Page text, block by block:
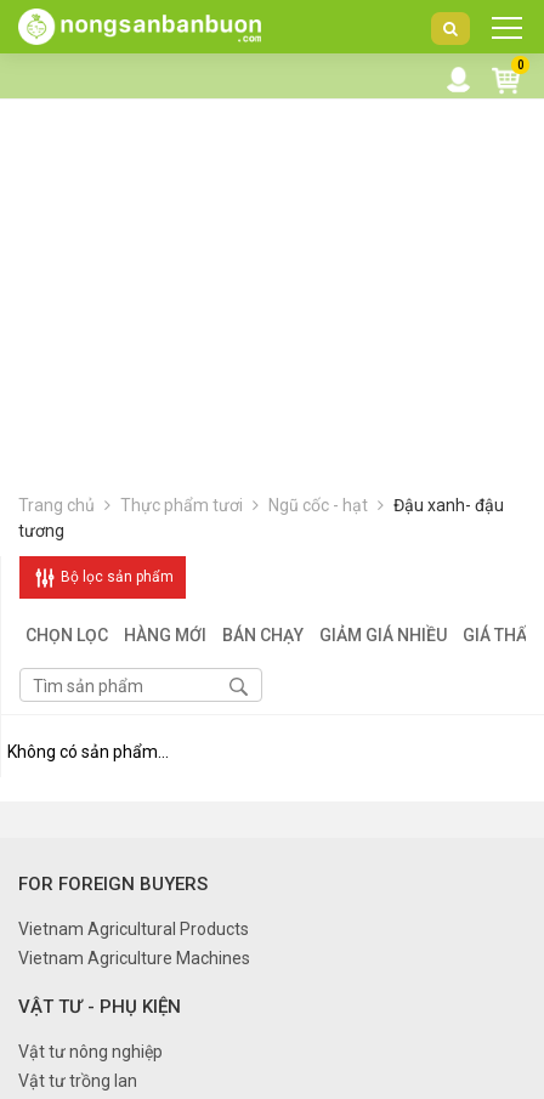
0
DANH
MỤC
Trang chủ Thực phẩm tươi Ngũ cốc - hạt
Đậu xanh- đậu
tương
Bộ lọc sản phẩm
CHỌN LỌC HÀNG MỚI BÁN CHẠY GIẢM GIÁ NHIỀU GIÁ THẤP
Không có sản phẩm...
FOR FOREIGN BUYERS
Vietnam Agricultural Products
Vietnam Agriculture Machines
VẬT TƯ - PHỤ KIỆN
Vật tư nông nghiệp
Vật tư trồng lan